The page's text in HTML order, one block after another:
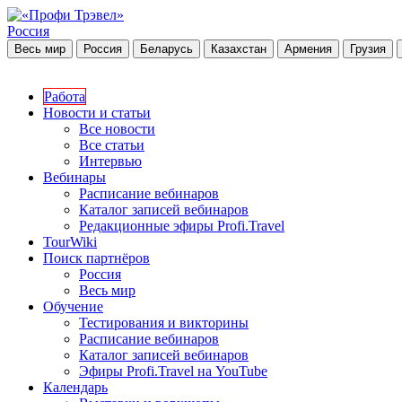
Россия
Весь мир Россия Беларусь Казахстан Армения Грузия
Работа
Новости и статьи
Все новости
Все статьи
Интервью
Вебинары
Расписание вебинаров
Каталог записей вебинаров
Редакционные эфиры Profi.Travel
TourWiki
Поиск партнёров
Россия
Весь мир
Обучение
Тестирования и викторины
Расписание вебинаров
Каталог записей вебинаров
Эфиры Profi.Travel на YouTube
Календарь